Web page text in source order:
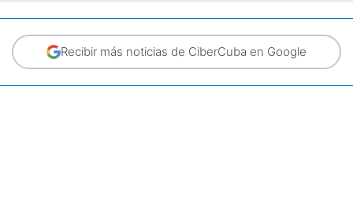
Recibir más noticias de CiberCuba en Google